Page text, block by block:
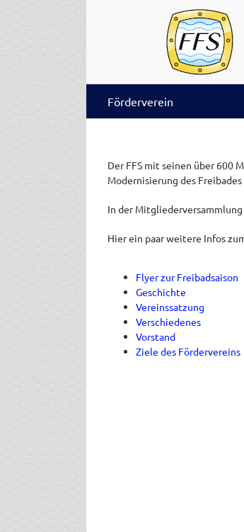
Förderverein
Der FFS mit seinen über 600
Modernisierung des
In der
Hier ein paar weitere Infos
Flyer zur Freibadsaison
Geschichte
Vereinssatzung
Verschiedenes
Vorstand
Ziele des Fördervereins